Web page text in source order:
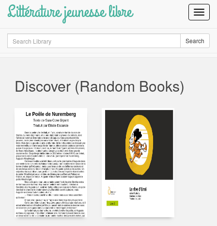
Littérature jeunesse libre
Search Search
Discover (Random Books)